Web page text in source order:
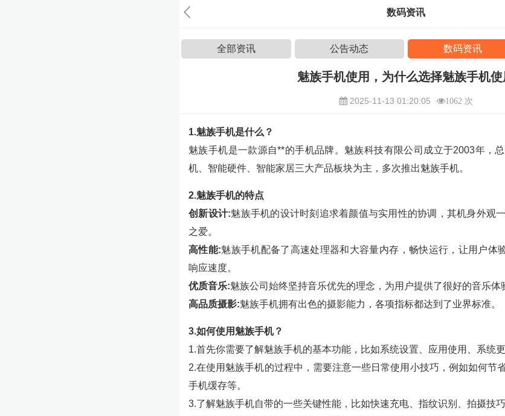
数码资讯
全部资讯 公告动态 数码资讯
魅族手机使用，为什么选择魅族手机使
2025-11-13 01:20:05 1062 次
1.魅族手机是什么？
魅族手机是一款源自**的手机品牌。魅族科技有限公司成立于2003年，
机、智能硬件、智能家居三大产品板块为主，多次推出魅族手机。
2.魅族手机的特点
创新设计:魅族手机的设计时刻追求着颜值与实用性的协调，其机身外观
之爱。
高性能:魅族手机配备了高速处理器和大容量内存，畅快运行，让用户体
响应速度。
优质音乐:魅族公司始终坚持音乐优先的理念，为用户提供了很好的音乐体
高品质摄影:魅族手机拥有出色的摄影能力，各项指标都达到了业界标准。
3.如何使用魅族手机？
1.首先你需要了解魅族手机的基本功能，比如系统设置、应用使用、系统更
2.在使用魅族手机的过程中，需要注意一些日常使用小技巧，例如如何节
手机缓存等。
3.了解魅族手机自带的一些关键性能，比如快速充电、指纹识别、拍摄技